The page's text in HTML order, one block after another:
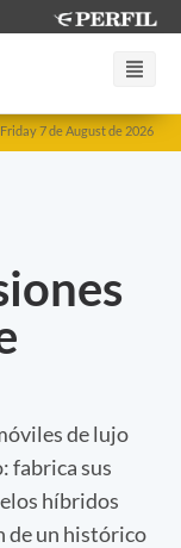
Friday 7 de August de 2026
de lujo
fabrica sus
híbridos
de un histórico